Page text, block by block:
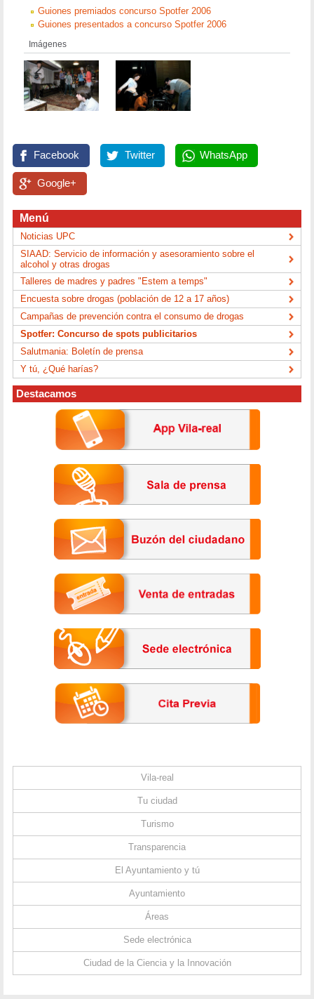
Guiones premiados concurso Spotfer 2006
Guiones presentados a concurso Spotfer 2006
Imágenes
Facebook Twitter WhatsApp
Google+
Menú
Noticias UPC
SIAAD: Servicio de información y asesoramiento sobre el
alcohol y otras drogas
Talleres de madres y padres "Estem a temps"
Encuesta sobre drogas (población de 12 a 17 años)
Campañas de prevención contra el consumo de drogas
Spotfer: Concurso de spots publicitarios
Salutmania: Boletín de prensa
Y tú, ¿Qué harías?
Destacamos
Vila-real
Tu ciudad
Turismo
Transparencia
El Ayuntamiento y tú
Ayuntamiento
Áreas
Sede electrónica
Ciudad de la Ciencia y la Innovación